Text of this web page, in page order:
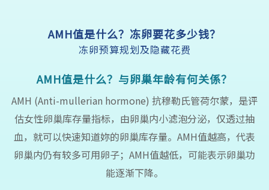
AMH值是什么？冻卵要花多少钱？
冻卵预算规划及隐藏花费
AMH值是什么？与卵巢年龄有何关係？
AMH (Anti-mullerian hormone) 抗穆勒氏管荷尔蒙，是评
估女性卵巢库存量指标，由卵巢内小滤泡分泌，仅透过抽
血，就可以快速知道妳的卵巢库存量。AMH值越高，代表
卵巢内仍有较多可用卵子；AMH值越低，可能表示卵巢功
能逐渐下降。